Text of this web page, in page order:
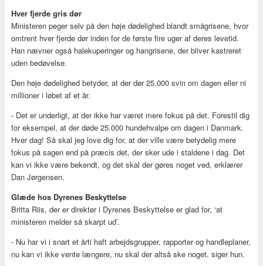
Hver fjerde gris dør
Ministeren peger selv på den høje dødelighed blandt smågrisene, hvor
omtrent hver fjerde dør inden for de første fire uger af deres levetid.
Han nævner også halekuperinger og hangrisene, der bliver kastreret
uden bedøvelse.
Den høje dødelighed betyder, at der dør 25.000 svin om dagen eller ni
millioner i løbet af et år.
- Det er underligt, at der ikke har været mere fokus på det. Forestil dig
for eksempel, at der døde 25.000 hundehvalpe om dagen i Danmark.
Hver dag! Så skal jeg love dig for, at der ville være betydelig mere
fokus på sagen end på præcis det, der sker ude i staldene i dag. Det
kan vi ikke være bekendt, og det skal der gøres noget ved, erklærer
Dan Jørgensen.
Glæde hos Dyrenes Beskyttelse
Britta Riis, der er direktør i Dyrenes Beskyttelse er glad for, ‘at
ministeren melder så skarpt ud’.
- Nu har vi i snart et årti haft arbejdsgrupper, rapporter og handleplaner,
nu kan vi ikke vente længere, nu skal der altså ske noget, siger hun.